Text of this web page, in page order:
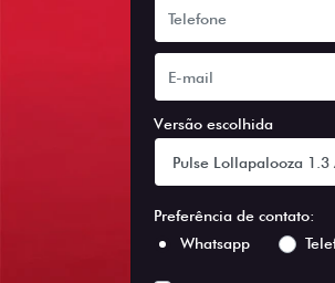
Versão escolhida
Preferência de contato:
Whatsapp